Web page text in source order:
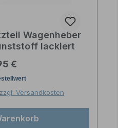
Wagenheber
lackiert
Preis:
€
Versandkosten